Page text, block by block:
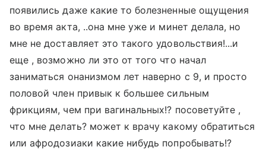
появились даже какие то болезненные ощущения
во время акта, ..она мне уже и минет делала, но
мне не доставляет это такого удовольствия!...и
еще , возможно ли это от того что начал
заниматься онанизмом лет наверно с 9, и просто
половой член привык к большее сильным
фрикциям, чем при вагинальных!? посоветуйте ,
что мне делать? может к врачу какому обратиться
или афродозиаки какие нибудь попробывать!?